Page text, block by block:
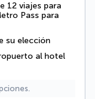
12 viajes para
Pass para
su elección
al hotel